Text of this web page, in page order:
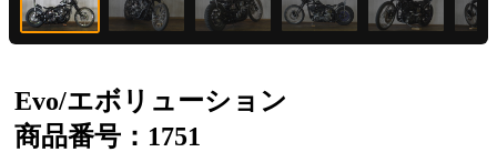
Evo/エボリューション
商品番号：1751